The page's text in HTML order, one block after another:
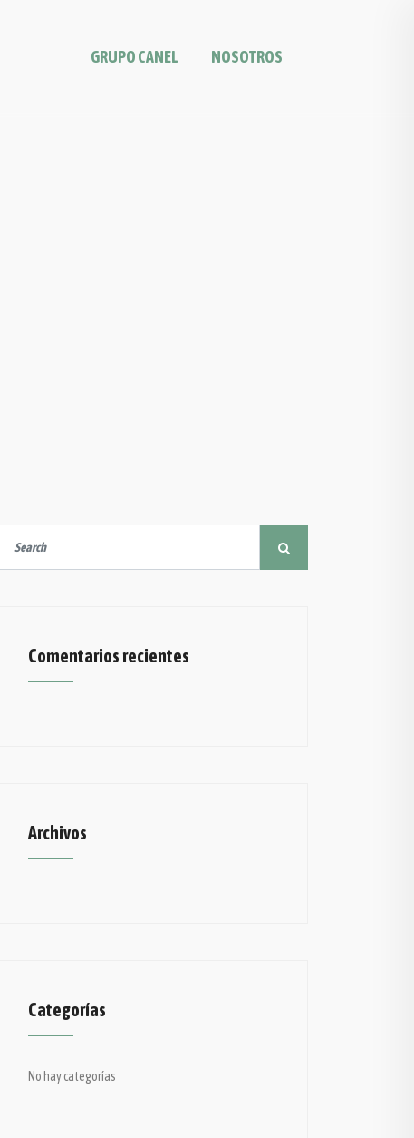
GRUPO CANEL NOSOTROS
Comentarios recientes
Archivos
Categorías
No hay categorías